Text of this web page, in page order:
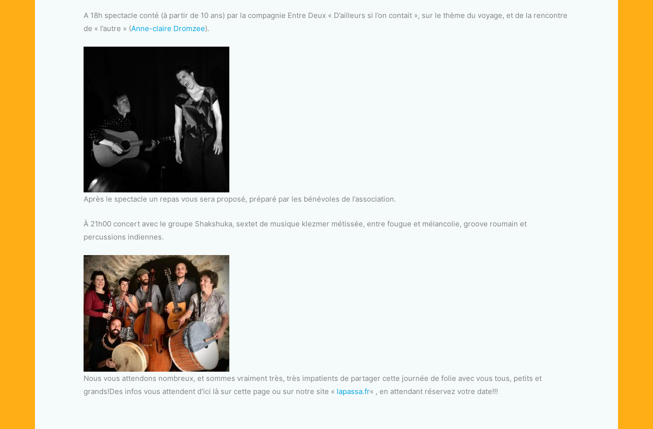
A 18h spectacle conté (à partir de 10 ans) par la compagnie Entre Deux « D’ailleurs si l’on contait », sur le thème du voyage, et de la rencontre
de « l’autre » (Anne-claire Dromzee).
Après le spectacle un repas vous sera proposé, préparé par les bénévoles de l’association.
À 21h00 concert avec le groupe Shakshuka, sextet de musique klezmer métissée, entre fougue et mélancolie, groove roumain et
percussions indiennes.
Nous vous attendons nombreux, et sommes vraiment très, très impatients de partager cette journée de folie avec vous tous, petits et
grands!Des infos vous attendent d’ici là sur cette page ou sur notre site « lapassa.fr« , en attendant réservez votre date!!!